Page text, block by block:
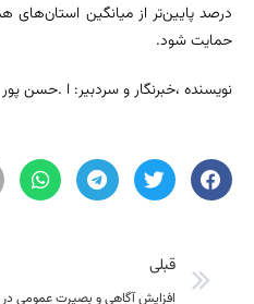
درصد پایین‌تر از میانگین استان‌های
حمایت شود.
نویسنده ،خبرنگار و سردبیر: ا .حسن پور
قبلی
افزایش آگاهی و بصیرت عمومی